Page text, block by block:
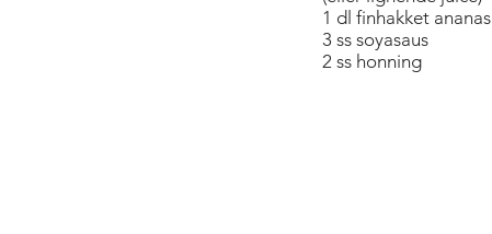
1 dl finhakket ananas
3 ss soyasaus
2 ss honning